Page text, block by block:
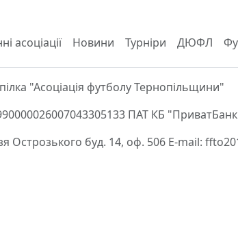
асоціації Новини Турніри ДЮФЛ
"Асоціація футболу Тернопільщини"
ПАТ КБ
Острозького буд. 14, оф. 506 E-mail: